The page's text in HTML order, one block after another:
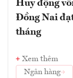
Huy động
Đồng Nai
tháng
Xem thêm
Ngân hàng